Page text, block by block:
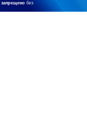
запрещенобез